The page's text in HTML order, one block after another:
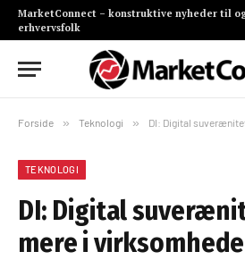
MarketConnect – konstruktive nyheder til
erhvervsfolk
Forside » Teknologi » DI: Digital
TEKNOLOGI
DI: Digital
mere i